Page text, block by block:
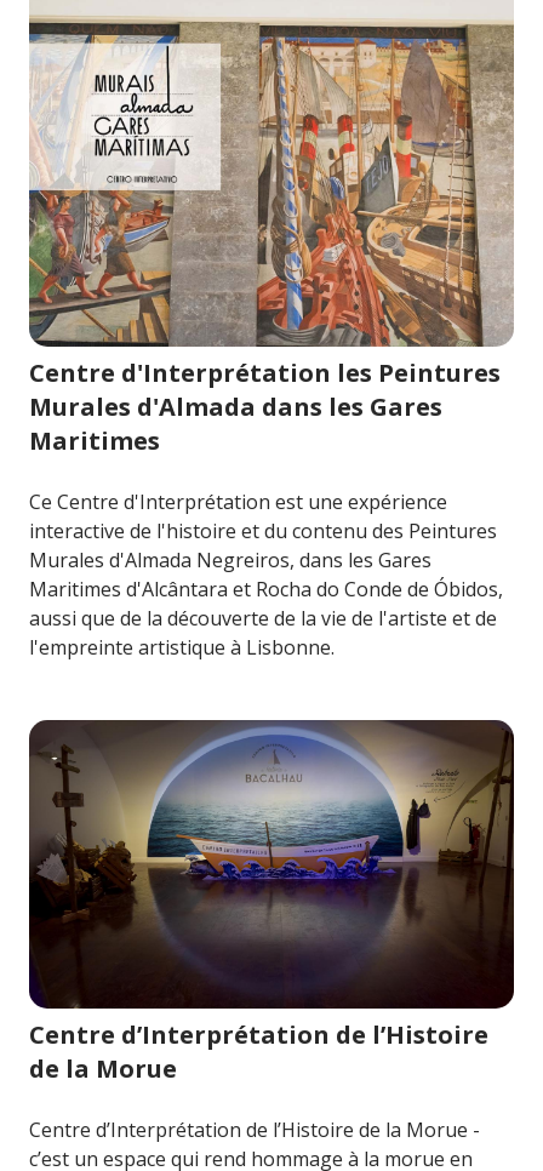
Image pour Centre d'Interprétation les Peintures
Centre d'Interprétation les Peintures
Murales d'Almada dans les Gares
Maritimes
Ce Centre d'Interprétation est une expérience
interactive de l'histoire et du contenu des Peintures
Murales d'Almada Negreiros, dans les Gares
Maritimes d'Alcântara et Rocha do Conde de Óbidos,
aussi que de la découverte de la vie de l'artiste et de
l'empreinte artistique à Lisbonne.
Image pour Centre d’Interprétation de l’Histoire de la
Centre d’Interprétation de l’Histoire
de la Morue
Centre d’Interprétation de l’Histoire de la Morue -
c’est un espace qui rend hommage à la morue en